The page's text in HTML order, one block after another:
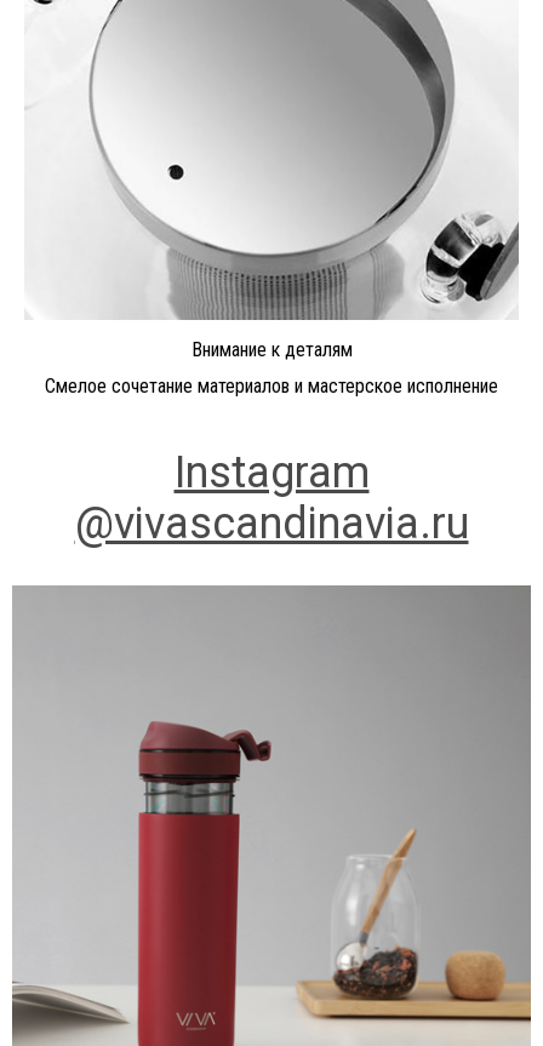
Внимание к деталям
Смелое сочетание материалов и мастерское исполнение
Instagram
@vivascandinavia.ru